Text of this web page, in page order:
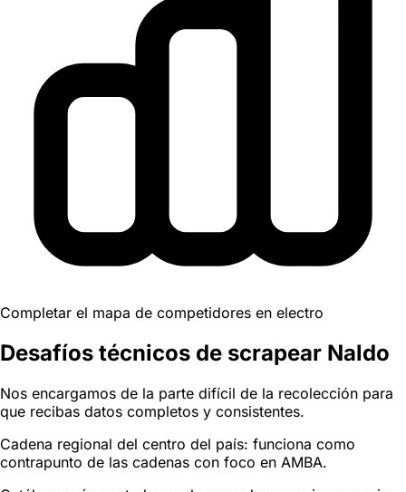
Completar el mapa de competidores en electro
Desafíos técnicos de scrapear Naldo
Nos encargamos de la parte difícil de la recolección para
que recibas datos completos y consistentes.
Cadena regional del centro del país: funciona como
contrapunto de las cadenas con foco en AMBA.